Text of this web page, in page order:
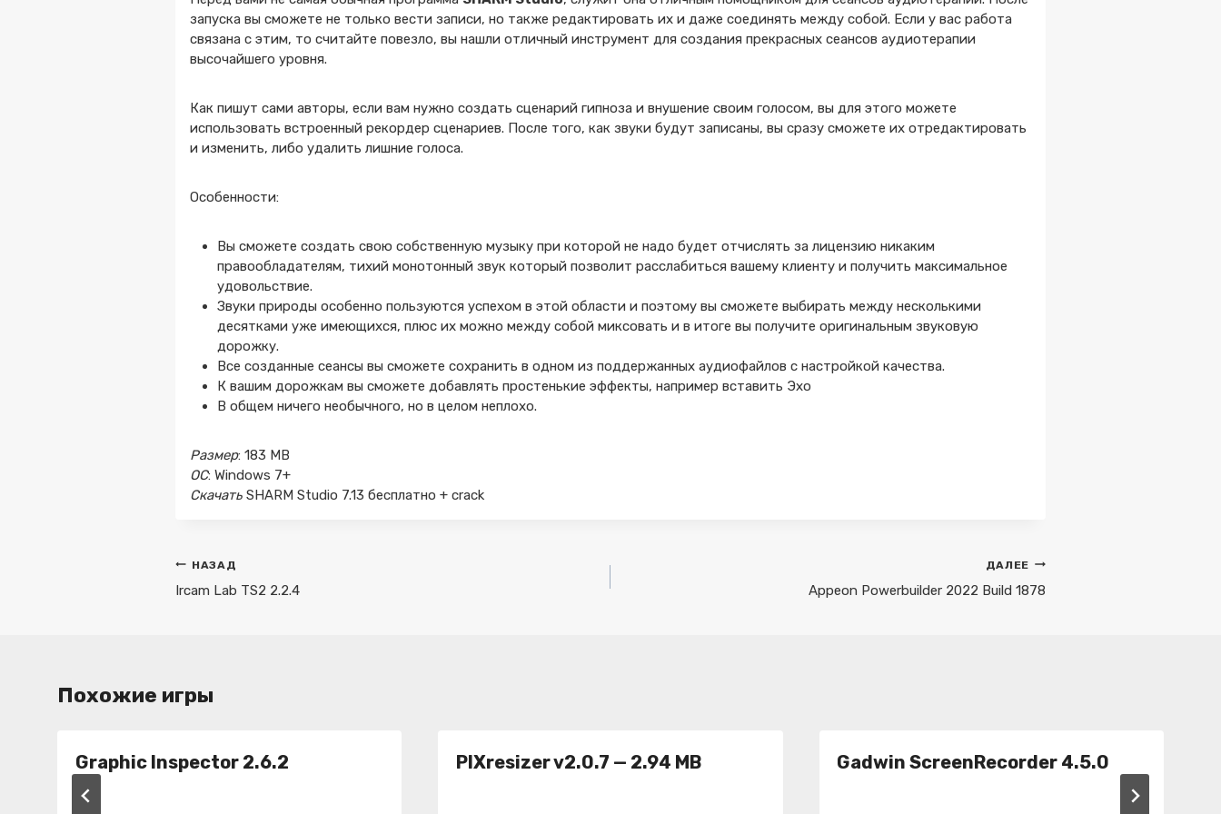
запуска вы сможете не только вести записи, но также редактировать их и даже соединять между собой. Если у вас работа
связана с этим, то считайте повезло, вы нашли отличный инструмент для создания прекрасных сеансов аудиотерапии
высочайшего уровня.
Как пишут сами авторы, если вам нужно создать сценарий гипноза и внушение своим голосом, вы для этого можете
использовать встроенный рекордер сценариев. После того, как звуки будут записаны, вы сразу сможете их отредактировать
и изменить, либо удалить лишние голоса.
Особенности:
Вы сможете создать свою собственную музыку при которой не надо будет отчислять за лицензию никаким
правообладателям, тихий монотонный звук который позволит расслабиться вашему клиенту и получить максимальное
удовольствие.
Звуки природы особенно пользуются успехом в этой области и поэтому вы сможете выбирать между несколькими
десятками уже имеющихся, плюс их можно между собой миксовать и в итоге вы получите оригинальным звуковую
дорожку.
Все созданные сеансы вы сможете сохранить в одном из поддержанных аудиофайлов с настройкой качества.
К вашим дорожкам вы сможете добавлять простенькие эффекты, например вставить Эхо
В общем ничего необычного, но в целом неплохо.
Размер: 183 MB
ОС: Windows 7+
СкачатьSHARM Studio 7.13 бесплатно + crack
Навигация
по
НАЗАД
Ircam Lab TS2 2.2.4
ДАЛЕЕ
Appeon Powerbuilder 2022 Build 1878
Похожие игры
Graphic Inspector 2.6.2 PIXresizer v2.0.7 — 2.94 MB Gadwin ScreenRecorder 4.5.0